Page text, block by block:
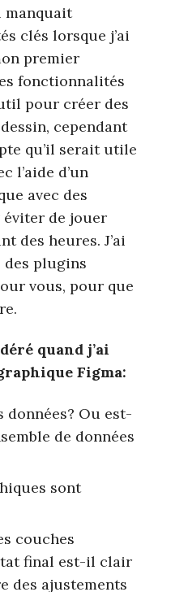
manquait
clés lorsque j’ai
premier
fonctionnalités
pour créer des
cependant
qu’il serait utile
l’aide d’un
avec des
éviter de jouer
des heures. J’ai
des plugins
vous, pour que
quand j’ai
Figma:
Ou est-
de données
sont
couches
final est-il clair
des ajustements